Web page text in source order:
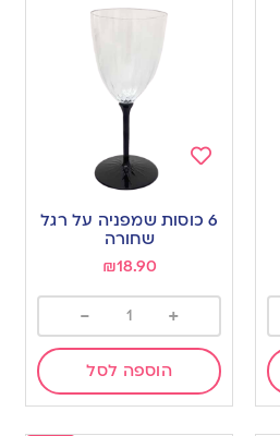
to6 כוסות שמפניה על רגל
שחורה
₪18.90
+
-
הוספה לסל